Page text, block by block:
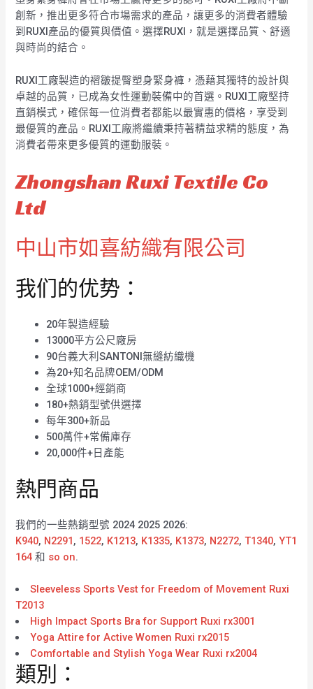
創新，推出更多符合市場需求的產品，讓更多的消費者體驗
到RUXI產品的優質與價值。選擇RUXI，就是選擇品質、舒適
與時尚的結合。
RUXI工廠製造的褶皺提臀塑身緊身褲，憑藉其獨特的設計與
卓越的品質，已成為女性運動裝備中的首選。RUXI工廠堅持
直銷模式，確保每一位消費者都能以最實惠的價格，享受到
最優質的產品。RUXI工廠將繼續秉持著精益求精的態度，為
消費者帶來更多優質的運動服裝。
Zhongshan Ruxi Textile Co
Ltd
中山市如喜紡織有限公司
我们的优势：
20年製造經驗
13000平方公尺廠房
90台義大利SANTONI無縫紡織機
為20+知名品牌OEM/ODM
全球1000+經銷商
180+熱銷型號供選擇
每年300+新品
500萬件+常備庫存
20,000件+日產能
熱門商品
我們的一些熱銷型號 2024 2025 2026:
K940, N2291, 1522, K1213, K1335, K1373, N2272,T1340,YT1
164 和 so on.
Sleeveless Sports Vest for Freedom of Movement Ruxi
T2013
High Impact Sports Bra for Support Ruxi rx3001
Yoga Attire for Active Women Ruxi rx2015
Comfortable and Stylish Yoga Wear Ruxi rx2004
類別：